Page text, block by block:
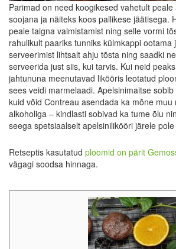
Parimad on need koogikesed vahetult
soojana ja näiteks koos pallikese jäätisega.
peale taigna valmistamist ning selle vormi
rahulikult paariks tunniks külmkappi ootama
serveerimist lihtsalt ahju tõsta ning saadki
serveerida just siis, kui tarvis. Kui neid
jahtununa meenutavad likööris leotatud
sees veidi marmelaadi. Apelsinimaitse
kuid võid Contreau asendada ka mõne muu
alkoholiga – kindlasti sobivad ka tume õlu
seega spetsiaalselt apelsinilikööri järele
Retseptis kasutatud ploomid on pärit
vägagi soodsa hinnaga.